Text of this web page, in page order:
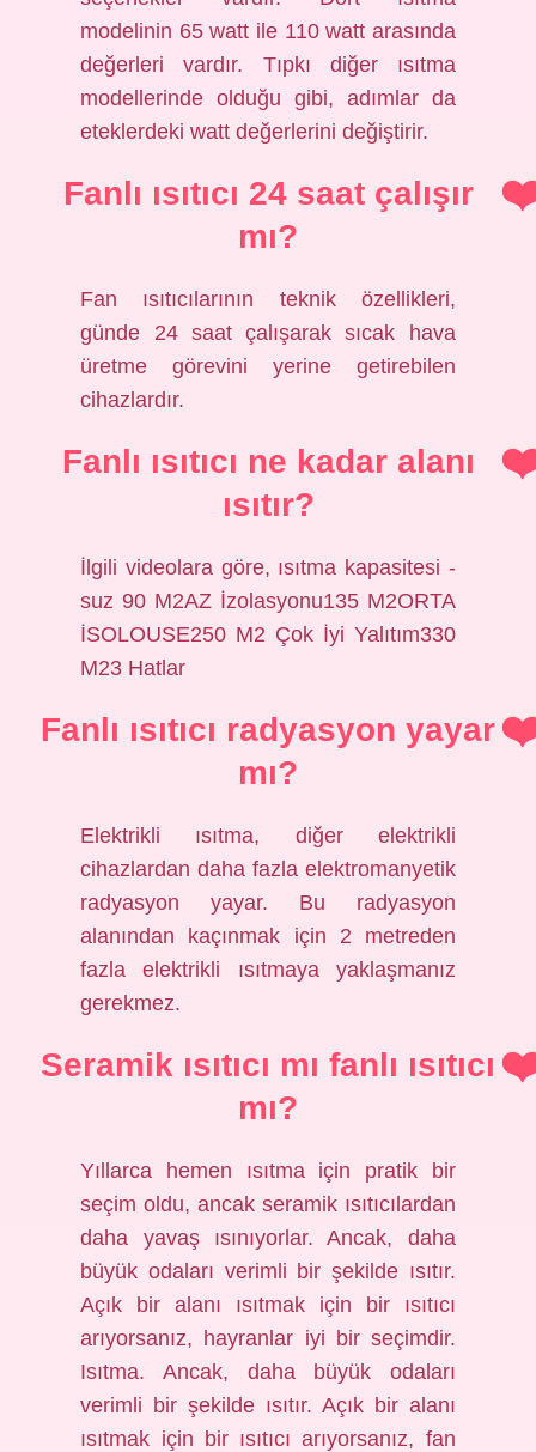
modelinin 65 watt ile 110 watt arasında
değerleri vardır. Tıpkı diğer ısıtma
modellerinde olduğu gibi, adımlar da
eteklerdeki watt değerlerini değiştirir.
Fanlı ısıtıcı 24 saat çalışır
mı?
Fan ısıtıcılarının teknik özellikleri,
günde 24 saat çalışarak sıcak hava
üretme görevini yerine getirebilen
cihazlardır.
Fanlı ısıtıcı ne kadar alanı
ısıtır?
İlgili videolara göre, ısıtma kapasitesi -
suz 90 M2AZ İzolasyonu135 M2ORTA
İSOLOUSE250 M2 Çok İyi Yalıtım330
M23 Hatlar
Fanlı ısıtıcı radyasyon yayar
mı?
Elektrikli ısıtma, diğer elektrikli
cihazlardan daha fazla elektromanyetik
radyasyon yayar. Bu radyasyon
alanından kaçınmak için 2 metreden
fazla elektrikli ısıtmaya yaklaşmanız
gerekmez.
Seramik ısıtıcı mı fanlı ısıtıcı
mı?
Yıllarca hemen ısıtma için pratik bir
seçim oldu, ancak seramik ısıtıcılardan
daha yavaş ısınıyorlar. Ancak, daha
büyük odaları verimli bir şekilde ısıtır.
Açık bir alanı ısıtmak için bir ısıtıcı
arıyorsanız, hayranlar iyi bir seçimdir.
Isıtma. Ancak, daha büyük odaları
verimli bir şekilde ısıtır. Açık bir alanı
ısıtmak için bir ısıtıcı arıyorsanız, fan